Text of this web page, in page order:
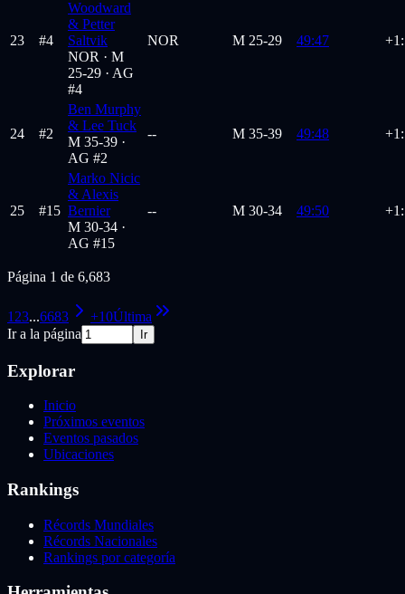
23 #4
Woodward
& Petter
Saltvik
NOR · M
25-29 · AG
#4
NOR M 25-29 49:47
24 #2
Ben Murphy
& Lee Tuck
M 35-39 ·
AG #2
-- M 35-39 49:48
25 #15
Marko Nicic
& Alexis
Bernier
M 30-34 ·
AG #15
-- M 30-34 49:50
Página 1 de 6,683
1 23...6683 +10Última
Ir a la página
Ir
Explorar
Inicio
Próximos eventos
Eventos pasados
Ubicaciones
Rankings
Récords Mundiales
Récords Nacionales
Rankings por categoría